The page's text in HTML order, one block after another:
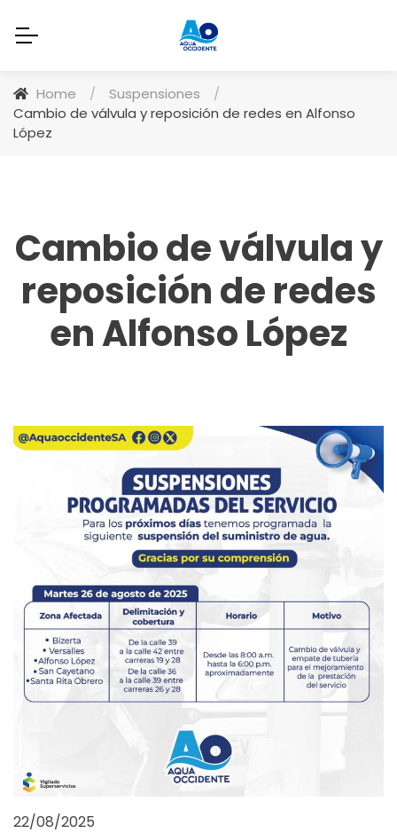
Home / Suspensiones
/
Cambio de válvula y reposición de redes en Alfonso
López
Cambio de válvula y
reposición de redes
en Alfonso López
22/08/2025